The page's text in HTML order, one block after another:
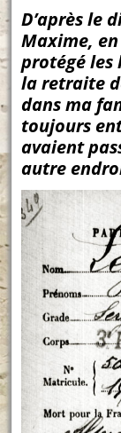
D’après le
Maxime,
protégé les
la retraite
dans ma
toujours
avaient
autre